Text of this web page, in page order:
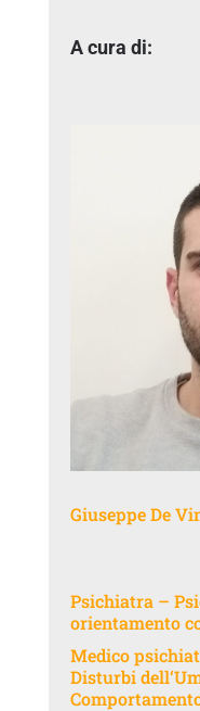
A cura di:
Giuseppe De
Psichiatra –
orientamento
Medico
Disturbi